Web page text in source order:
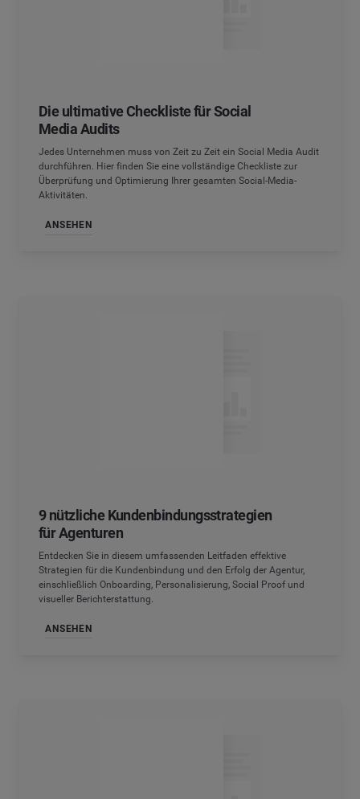
Die ultimative Checkliste für Social
Media Audits
Jedes Unternehmen muss von Zeit zu Zeit ein Social Media Audit
durchführen. Hier finden Sie eine vollständige Checkliste zur
Überprüfung und Optimierung Ihrer gesamten Social-Media-
Aktivitäten.
ANSEHEN
9 nützliche Kundenbindungsstrategien
für Agenturen
Entdecken Sie in diesem umfassenden Leitfaden effektive
Strategien für die Kundenbindung und den Erfolg der Agentur,
einschließlich Onboarding, Personalisierung, Social Proof und
visueller Berichterstattung.
ANSEHEN